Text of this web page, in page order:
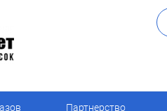
Партнерство